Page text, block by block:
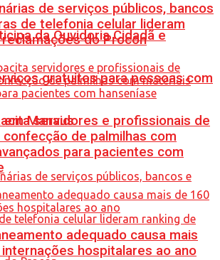
da Ouvidoria Cidadã e
gratuitos para pessoas com
Manaus
de serviços públicos, bancos
de telefonia celular lideram
do Procon
servidores e profissionais de
confecção de palmilhas com
para pacientes com
adequado causa mais
hospitalares ao ano